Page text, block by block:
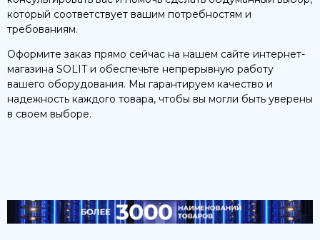
который соответствует вашим потребностям и
требованиям.
Оформите заказ прямо сейчас на нашем сайте интернет-
магазина SOLIT и обеспечьте непрерывную работу
вашего оборудования. Мы гарантируем качество и
надежность каждого товара, чтобы вы могли быть уверены
в своем выборе.